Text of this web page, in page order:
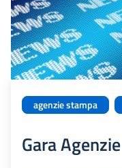
agenzie stampa
Gara